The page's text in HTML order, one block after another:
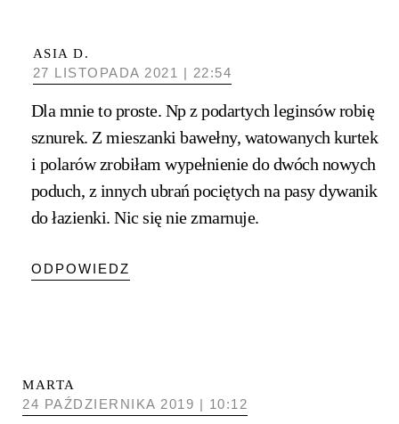
ASIA D.
27 LISTOPADA 2021 | 22:54
Dla mnie to proste. Np z podartych leginsów robię
sznurek. Z mieszanki bawełny, watowanych kurtek
i polarów zrobiłam wypełnienie do dwóch nowych
poduch, z innych ubrań pociętych na pasy dywanik
do łazienki. Nic się nie zmarnuje.
ODPOWIEDZ
MARTA
24 PAŹDZIERNIKA 2019 | 10:12